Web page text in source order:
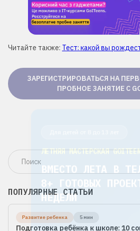
Читайте также: Тест: какой вы
ЗАРЕГИСТРИРОВАТЬСЯ НА
ПРОБНОЕ ЗАНЯТИЕ С
ПОПУЛЯРНЫЕ СТАТЬИ
Развитие ребенка 5 мин
Подготовка ребёнка к школе: 10
ВМЕСТО ЛЕТА В
НЕДЕЛИ
Подробнее